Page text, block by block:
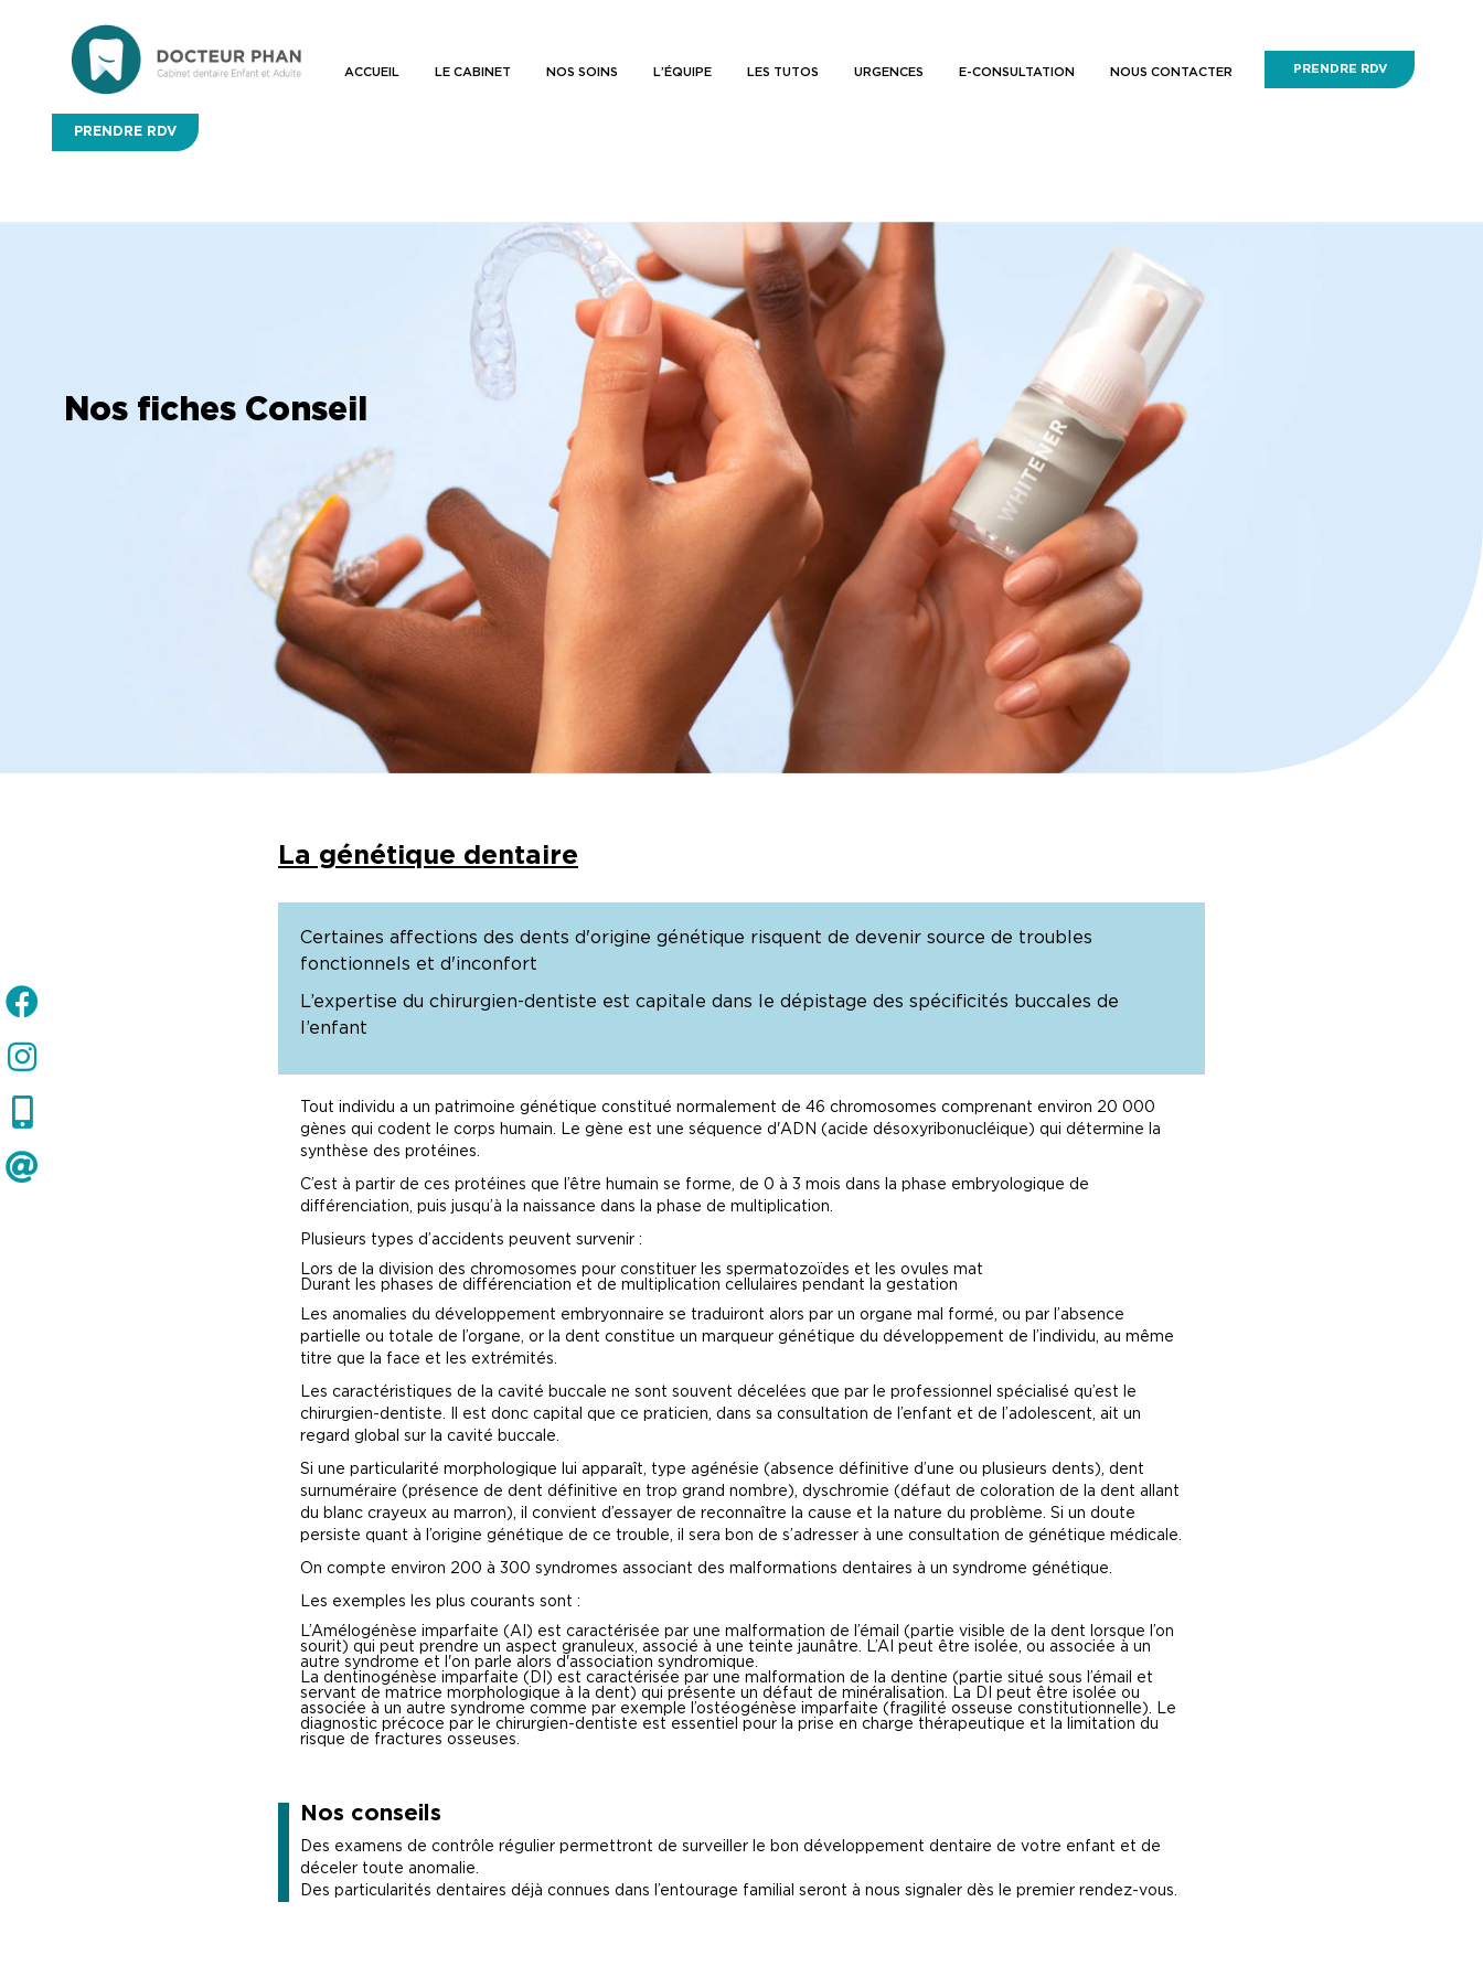
ACCUEIL LE CABINET NOS SOINS L’ÉQUIPE LES TUTOS URGENCES E-CONSULTATION NOUS CONTACTER PRENDRE RDV
PRENDRE RDV
Nos fiches Conseil
La génétique dentaire
Certaines affections des dents d'origine génétique risquent de devenir source de troubles
fonctionnels et d'inconfort
L’expertise du chirurgien-dentiste est capitale dans le dépistage des spécificités buccales de
l’enfant
Tout individu a un patrimoine génétique constitué normalement de 46 chromosomes comprenant environ 20 000
gènes qui codent le corps humain. Le gène est une séquence d'ADN (acide désoxyribonucléique) qui détermine la
synthèse des protéines.
C’est à partir de ces protéines que l’être humain se forme, de 0 à 3 mois dans la phase embryologique de
différenciation, puis jusqu’à la naissance dans la phase de multiplication.
Plusieurs types d’accidents peuvent survenir :
Lors de la division des chromosomes pour constituer les spermatozoïdes et les ovules mat
Durant les phases de différenciation et de multiplication cellulaires pendant la gestation
Les anomalies du développement embryonnaire se traduiront alors par un organe mal formé, ou par l’absence
partielle ou totale de l’organe, or la dent constitue un marqueur génétique du développement de l’individu, au même
titre que la face et les extrémités.
Les caractéristiques de la cavité buccale ne sont souvent décelées que par le professionnel spécialisé qu’est le
chirurgien-dentiste. Il est donc capital que ce praticien, dans sa consultation de l’enfant et de l’adolescent, ait un
regard global sur la cavité buccale.
Si une particularité morphologique lui apparaît, type agénésie (absence définitive d’une ou plusieurs dents), dent
surnuméraire (présence de dent définitive en trop grand nombre), dyschromie (défaut de coloration de la dent allant
du blanc crayeux au marron), il convient d’essayer de reconnaître la cause et la nature du problème. Si un doute
persiste quant à l’origine génétique de ce trouble, il sera bon de s’adresser à une consultation de génétique médicale.
On compte environ 200 à 300 syndromes associant des malformations dentaires à un syndrome génétique.
Les exemples les plus courants sont :
L’Amélogénèse imparfaite (AI) est caractérisée par une malformation de l’émail (partie visible de la dent lorsque l’on
sourit) qui peut prendre un aspect granuleux, associé à une teinte jaunâtre. L’AI peut être isolée, ou associée à un
autre syndrome et l'on parle alors d'association syndromique.
La dentinogénèse imparfaite (DI) est caractérisée par une malformation de la dentine (partie situé sous l’émail et
servant de matrice morphologique à la dent) qui présente un défaut de minéralisation. La DI peut être isolée ou
associée à un autre syndrome comme par exemple l’ostéogénèse imparfaite (fragilité osseuse constitutionnelle). Le
diagnostic précoce par le chirurgien-dentiste est essentiel pour la prise en charge thérapeutique et la limitation du
risque de fractures osseuses.
Nos conseils
Des examens de contrôle régulier permettront de surveiller le bon développement dentaire de votre enfant et de
déceler toute anomalie.
Des particularités dentaires déjà connues dans l’entourage familial seront à nous signaler dès le premier rendez-vous.